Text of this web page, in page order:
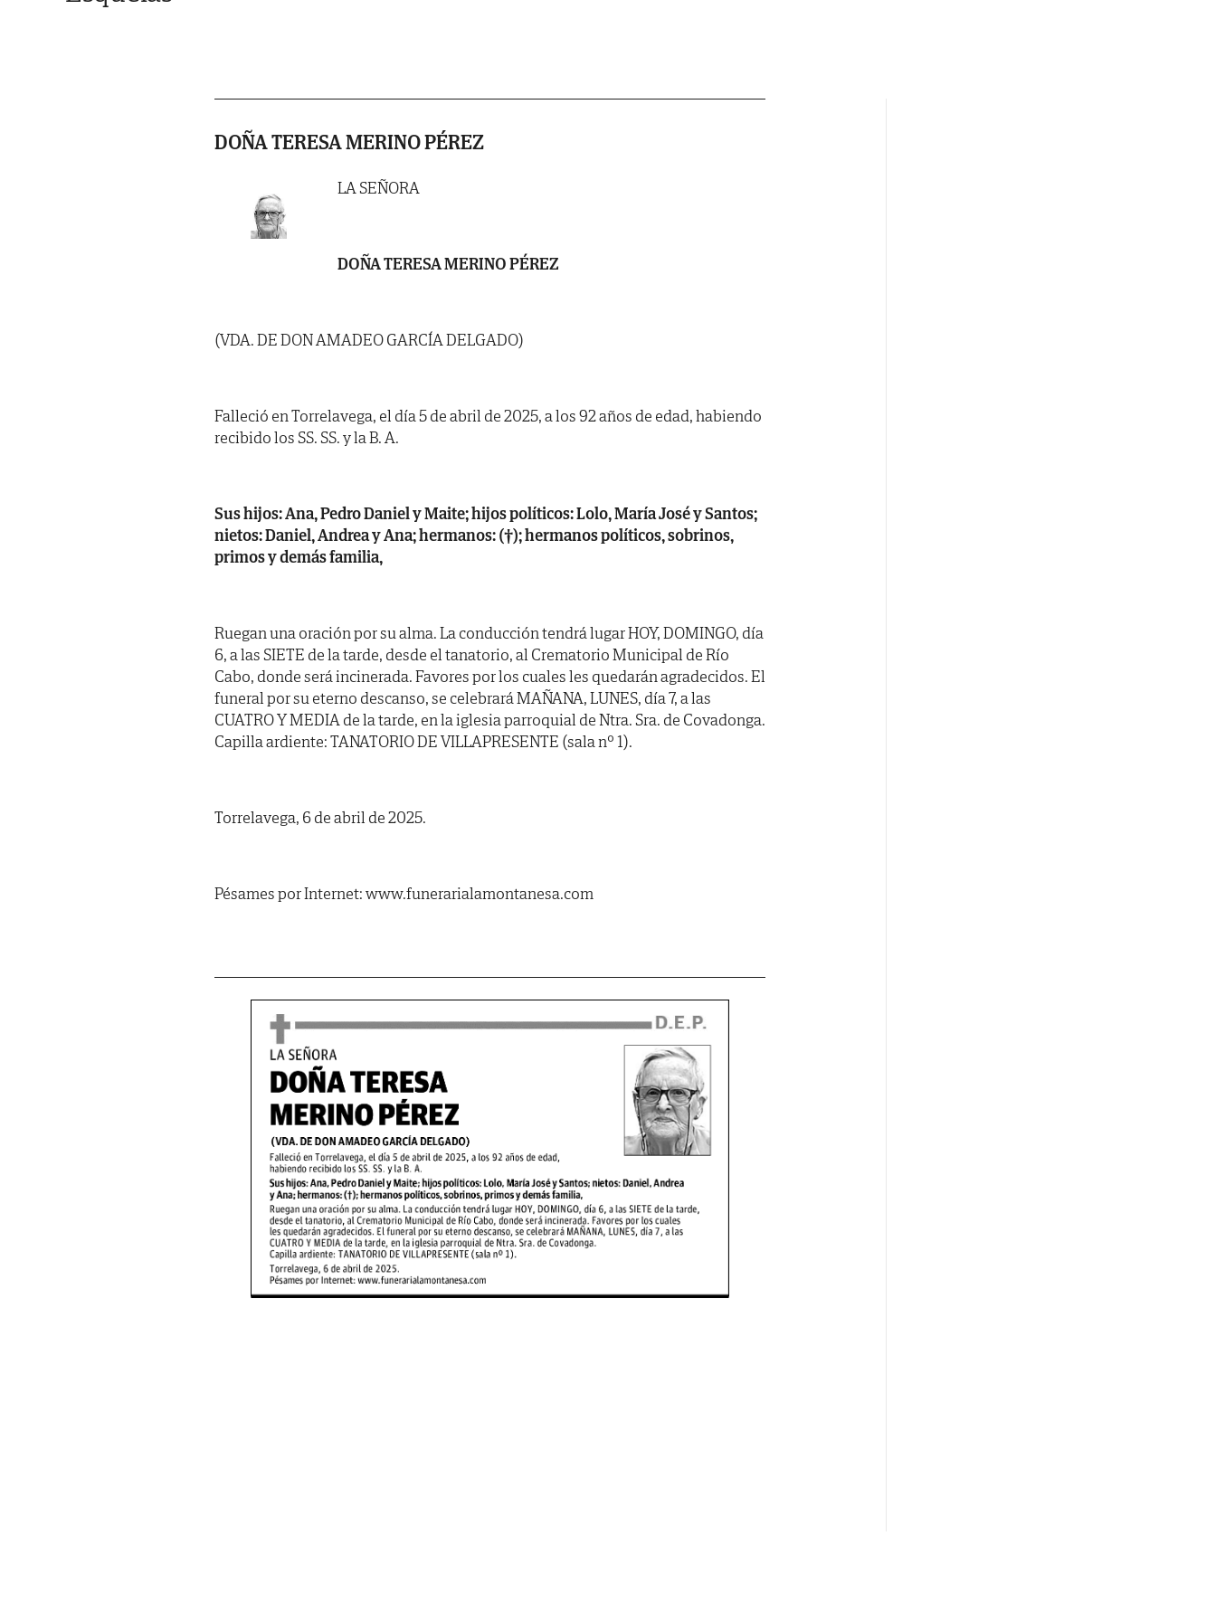
DOÑA TERESA MERINO PÉREZ
LA SEÑORA
DOÑA TERESA MERINO PÉREZ
(VDA. DE DON AMADEO GARCÍA DELGADO)
Falleció en Torrelavega, el día 5 de abril de 2025, a los 92 años de edad, habiendo
recibido los SS. SS. y la B. A.
Sus hijos: Ana, Pedro Daniel y Maite; hijos políticos: Lolo, María José y Santos;
nietos: Daniel, Andrea y Ana; hermanos: (†); hermanos políticos, sobrinos,
primos y demás familia,
Ruegan una oración por su alma. La conducción tendrá lugar HOY, DOMINGO, día
6, a las SIETE de la tarde, desde el tanatorio, al Crematorio Municipal de Río
Cabo, donde será incinerada. Favores por los cuales les quedarán agradecidos. El
funeral por su eterno descanso, se celebrará MAÑANA, LUNES, día 7, a las
CUATRO Y MEDIA de la tarde, en la iglesia parroquial de Ntra. Sra. de Covadonga.
Capilla ardiente: TANATORIO DE VILLAPRESENTE (sala nº 1).
Torrelavega, 6 de abril de 2025.
Pésames por Internet: www.funerarialamontanesa.com